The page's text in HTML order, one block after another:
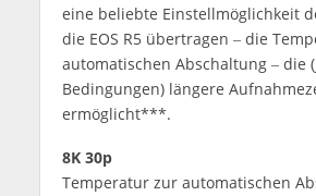
eine beliebte Einstellmöglichkeit
die EOS R5 übertragen ‒ die
automatischen Abschaltung ‒ die
Bedingungen) längere
ermöglicht***.
8K 30p
Temperatur zur automatischen